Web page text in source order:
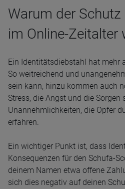
Warum der
im Online-Zeitalter
Ein Identitätsdiebstahl hat mehr
So weitreichend und
sein kann, hinzu kommen auch
Stress, die Angst und die Sorgen
Unannehmlichkeiten, die Opfer
erfahren.
Ein wichtiger Punkt ist, dass
Konsequenzen für den Schufa-
deinem Namen etwa offene
sich dies negativ auf deinen